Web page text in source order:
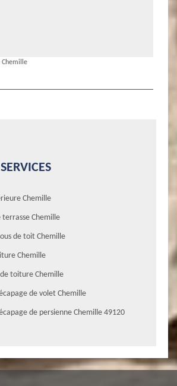
Chemille
Chemille
terrasse Chemille
de toit Chemille
Chemille
toiture Chemille
de volet Chemille
de persienne Chemille 49120